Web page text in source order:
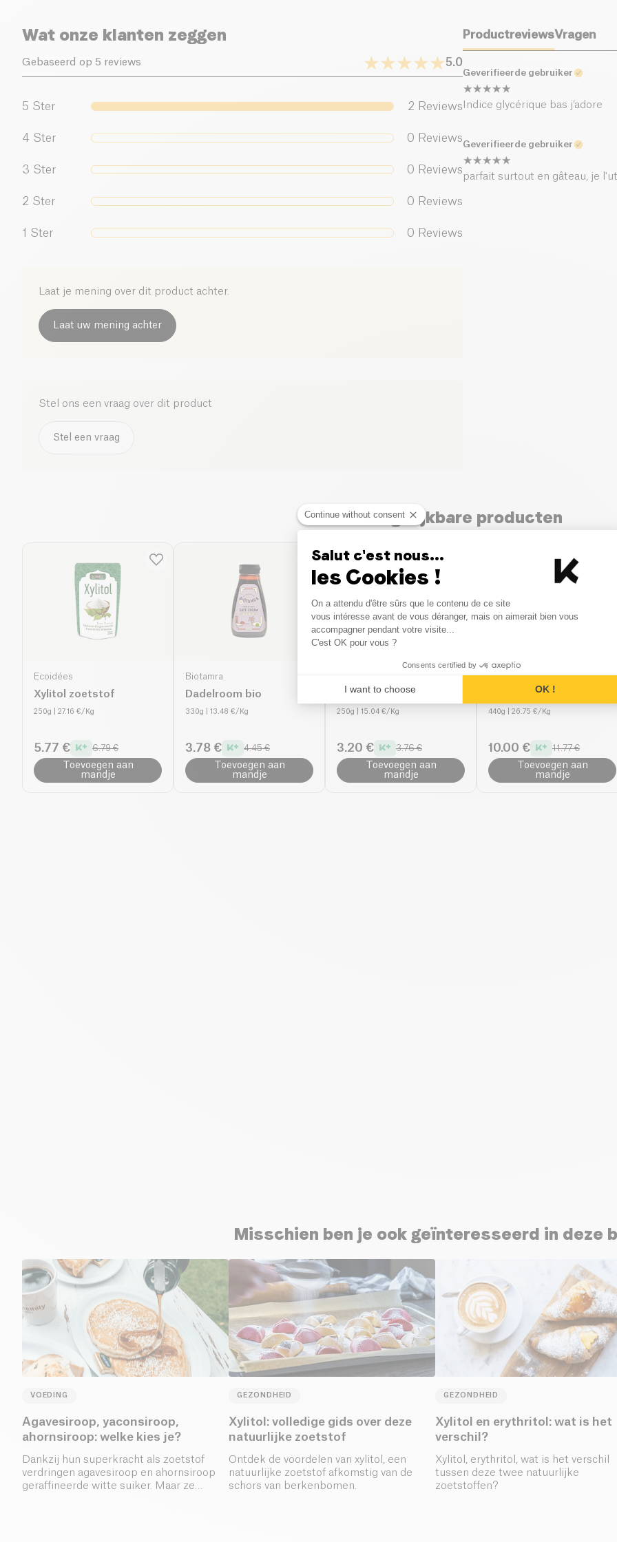
Wat onze klanten zeggen
Gebaseerd op 5 reviews 5.0
5 Ster 2 Reviews
4 Ster 0 Reviews
3 Ster 0 Reviews
2 Ster 0 Reviews
1 Ster 0 Reviews
Laat je mening over dit product achter.
Laat uw mening achter
Stel ons een vraag over dit product
Stel een vraag
ProductreviewsVragen
Geverifieerde gebruiker
Indice glycérique bas j’adore
Geverifieerde gebruiker
parfait surtout en gâteau, je
Vergelijkbare producten
Ecoidées
Xylitol zoetstof
250g | 27.16 €/Kg
5.77 € 6.79 €
Toevoegen aan
mandje
Biotamra
Dadelroom bio
330g | 13.48 €/Kg
3.78 € 4.45 €
Toevoegen aan
mandje
Dadels Poeder
250g | 15.04 €/Kg
3.20 € 3.76 €
Toevoegen aan
mandje
Ecoidées
Edulcobio bio
440g | 26.75 €/Kg
10.00 € 11.77 €
Toevoegen aan
mandje
Misschien ben je ook geïnteresseerd in deze
VOEDING
Agavesiroop, yaconsiroop,
ahornsiroop: welke kies je?
Dankzij hun superkracht als zoetstof
verdringen agavesiroop en ahornsiroop
geraffineerde witte suiker. Maar ze
GEZONDHEID
Xylitol: volledige gids over deze
natuurlijke zoetstof
Ontdek de voordelen van xylitol, een
natuurlijke zoetstof afkomstig van de
schors van berkenbomen.
GEZONDHEID
Xylitol en erythritol: wat is het
verschil?
Xylitol, erythritol, wat is het verschil
tussen deze twee natuurlijke
zoetstoffen?
Continue without consent
Salut c'est nous...
les Cookies !
Consent Management
On a attendu d'être sûrs que le contenu de ce site
vous intéresse avant de vous déranger, mais on aimerait bien vous
accompagner pendant votre visite...
C'est OK pour vous ?
Consents certified by
I want to choose OK !
Axeptio consent